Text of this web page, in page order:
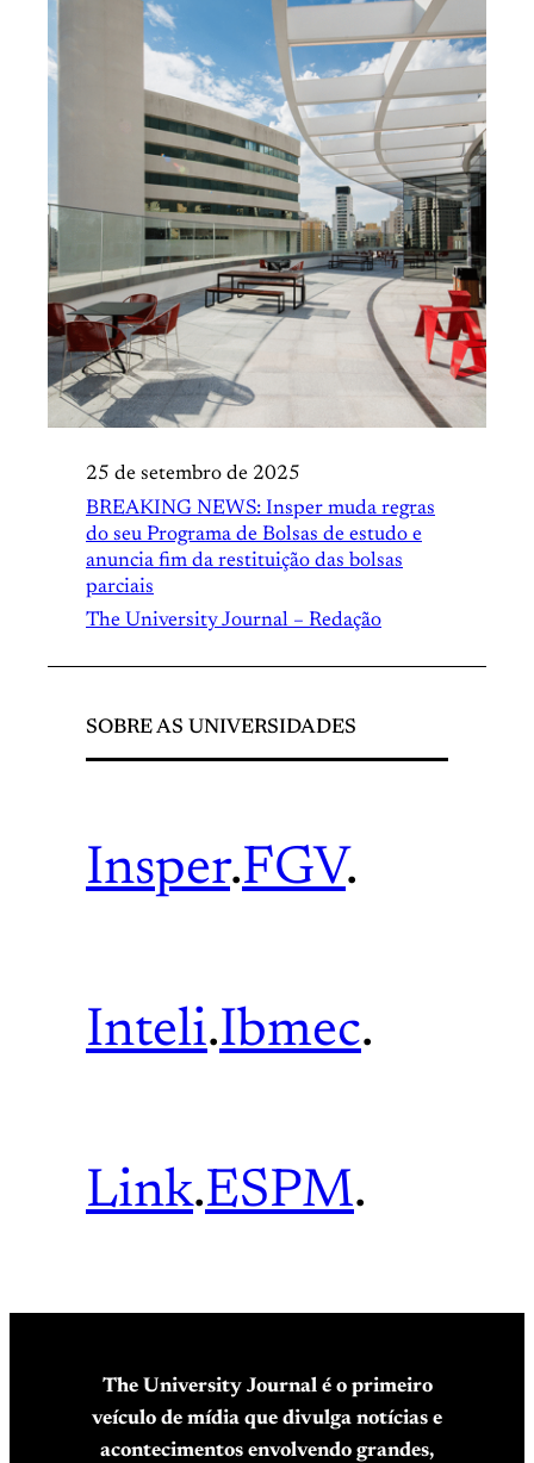
25 de setembro de 2025
BREAKING NEWS: Insper muda regras
do seu Programa de Bolsas de estudo e
anuncia fim da restituição das bolsas
parciais
The University Journal – Redação
SOBRE AS UNIVERSIDADES
Insper.FGV.
Inteli.Ibmec.
Link.ESPM.
The University Journal é o primeiro
veículo de mídia que divulga notícias e
acontecimentos envolvendo grandes,